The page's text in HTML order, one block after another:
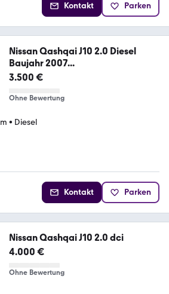
Kontakt Parken
Nissan Qashqai J10 2.0 Diesel
Baujahr 2007...
3.500 €
Ohne Bewertung
• Diesel
Kontakt Parken
Nissan Qashqai J10 2.0 dci
4.000 €
Ohne Bewertung